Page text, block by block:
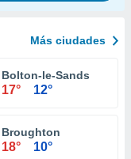
Más ciudades
Bolton-le-Sands
17° 12°
Broughton
18° 10°